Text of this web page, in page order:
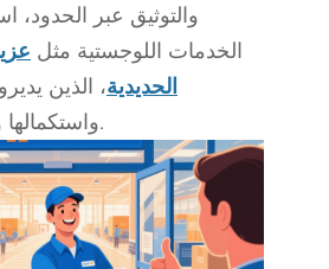
والتوثيق عبر
الخدمات اللوجستية مثل
الحديدية، الذين
واستكمالها والتقديم المحلي.